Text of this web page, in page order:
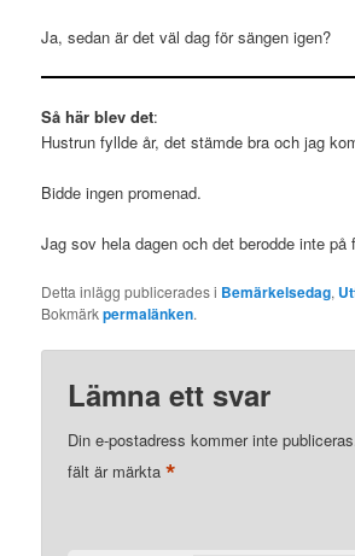
Ja, sedan är det väl dag för sängen igen?
Så här blev det:
Hustrun fyllde år, det stämde bra och jag
Bidde ingen promenad.
Jag sov hela dagen och det berodde inte på
Detta inlägg publicerades i Bemärkelsedag,
Bokmärkpermalänken.
Lämna ett svar
Din e-postadress kommer inte
fält är märkta*